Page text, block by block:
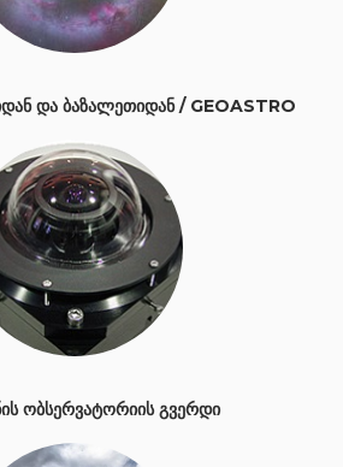
ᲓᲐ ᲑᲐᲖᲐᲚᲔᲗᲘᲓᲐᲜ / GEOASTRO
ᲝᲑᲡᲔᲠᲕᲐᲢᲝᲠᲘᲘᲡ ᲒᲕᲔᲠᲓᲘ